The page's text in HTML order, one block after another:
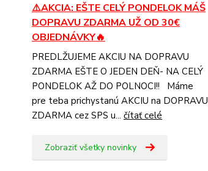
⚠️AKCIA: EŠTE CELÝ PONDELOK MÁŠ
DOPRAVU ZDARMA UŽ OD 30€
OBJEDNÁVKY🔥
PREDLŽUJEME AKCIU NA DOPRAVU
ZDARMA EŠTE O JEDEN DEŇ- NA CELÝ
PONDELOK AŽ DO POLNOCI!! Máme
pre teba prichystanú AKCIU na DOPRAVU
ZDARMA cez SPS u... čítať celé
Zobraziť všetky novinky